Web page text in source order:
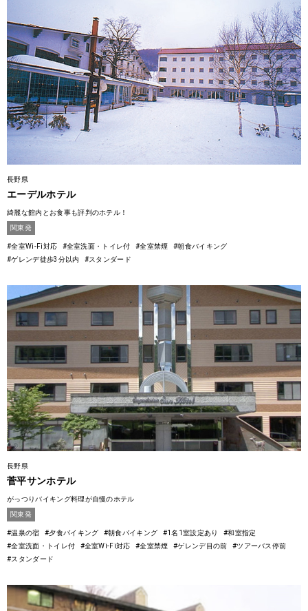
長野県
エーデルホテル
綺麗な館内とお食事も評判のホテル！
関東発
#全室Wi-Fi対応 #全室洗面・トイレ付 #全室禁煙
#朝食バイキング
#ゲレンデ徒歩3分以内
#スタンダード
長野県
菅平サンホテル
がっつりバイキング料理が自慢のホテル
関東発
#温泉の宿 #夕食バイキング #朝食バイキング #1名1室設定あり
#和室指定
#全室洗面・トイレ付
#全室Wi-Fi対応 #全室禁煙 #ゲレンデ目の前
#ツアーバス停前
#スタンダード